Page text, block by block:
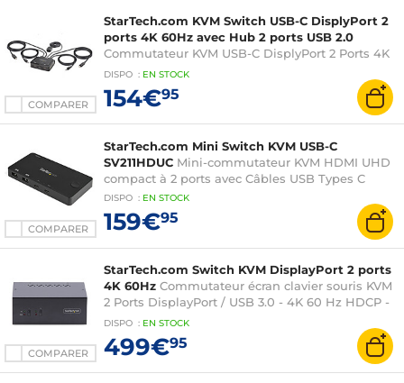
COMPARER
StarTech.com KVM Switch USB-C DisplyPort 2
ports 4K 60Hz avec Hub 2 ports USB 2.0
Commutateur KVM USB-C DisplyPort 2 Ports 4K
60Hz + Hub 2 ports USB 2.0 avec Câbles Audio,
USB et DisplayPort 1,2 m intégrés
DISPO : EN STOCK
154€95
COMPARER
StarTech.com Mini Switch KVM USB-C
SV211HDUC Mini-commutateur KVM HDMI UHD
compact à 2 ports avec Câbles USB Types C
DISPO : EN STOCK
159€95
COMPARER
StarTech.com Switch KVM DisplayPort 2 ports
4K 60Hz Commutateur écran clavier souris KVM
2 Ports DisplayPort / USB 3.0 - 4K 60 Hz HDCP -
Audio 3.5mm
DISPO : EN STOCK
499€95